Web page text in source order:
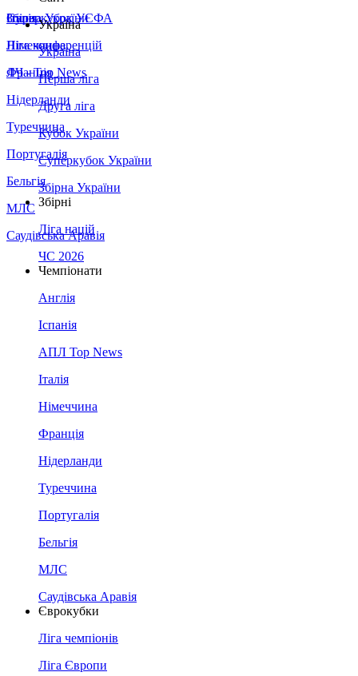
Збірна України
Італія
Німеччина
Франція
Нідерланди
Туреччина
Португалія
Бельгія
МЛС
Саудівська Аравія
Суперкубок УЄФА
Ліга конференцій
ЛЧ - Top News
Україна
Україна
Перша ліга
Друга ліга
Кубок України
Суперкубок України
Збірна України
Збірні
Ліга націй
ЧС 2026
Чемпіонати
Англія
Іспанія
АПЛ Top News
Італія
Німеччина
Франція
Нідерланди
Туреччина
Португалія
Бельгія
МЛС
Саудівська Аравія
Єврокубки
Ліга чемпіонів
Ліга Європи